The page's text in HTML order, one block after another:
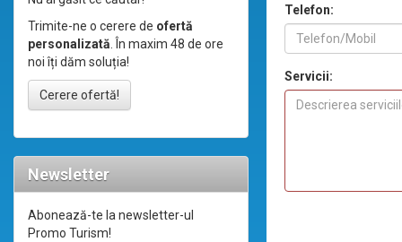
Trimite-ne o cerere de ofertă
personalizată. În maxim 48 de ore
noi îți dăm soluția!
Cerere ofertă!
Newsletter
Abonează-te la newsletter-ul
Promo Turism!
Telefon:
Servicii: